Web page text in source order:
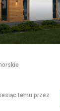
temu przez